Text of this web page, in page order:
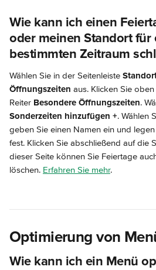
Wie kann ich einen
oder meinen Standort für
bestimmten Zeitraum
Wählen Sie in der Seitenleiste
Öffnungszeiten aus. Klicken Sie
Reiter Besondere Öffnungszeiten.
Sonderzeiten hinzufügen +. Wählen
geben Sie einen Namen ein und
fest. Klicken Sie abschließend auf die
dieser Seite können Sie Feiertage
löschen. Erfahren Sie mehr.
Optimierung von
Wie kann ich ein Menü